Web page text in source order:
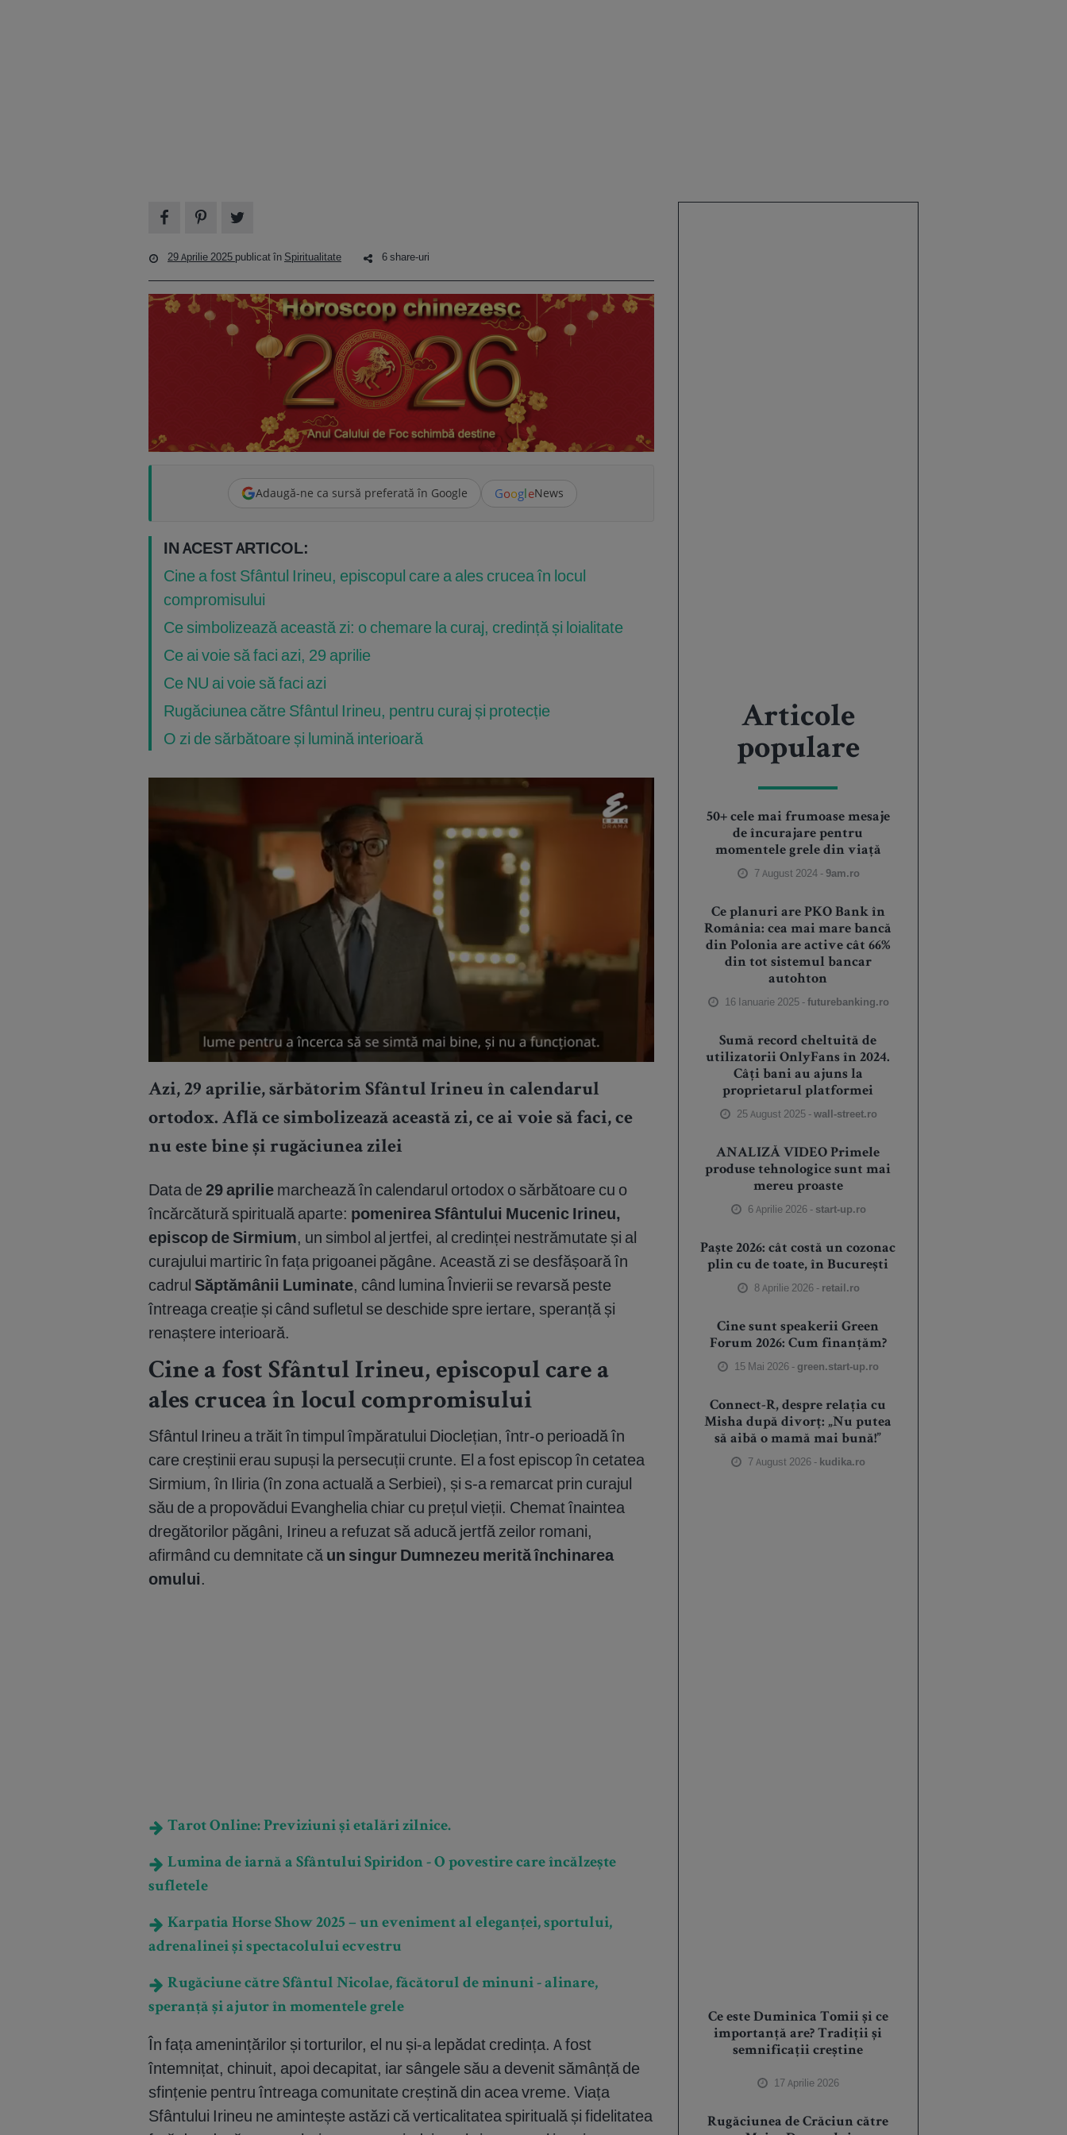
29 Aprilie 2025 publicat în Spiritualitate 6 share-uri
Adaugă-ne ca sursă preferată în Google GoogleNews
IN ACEST ARTICOL:
Cine a fost Sfântul Irineu, episcopul care a ales crucea în locul
compromisului
Ce simbolizează această zi: o chemare la curaj, credință și loialitate
Ce ai voie să faci azi, 29 aprilie
Ce NU ai voie să faci azi
Rugăciunea către Sfântul Irineu, pentru curaj și protecție
O zi de sărbătoare și lumină interioară
Azi, 29 aprilie, sărbătorim Sfântul Irineu în calendarul
ortodox. Află ce simbolizează această zi, ce ai voie să faci, ce
nu este bine și rugăciunea zilei
Data de 29 aprilie marchează în calendarul ortodox o sărbătoare cu o
încărcătură spirituală aparte: pomenirea Sfântului Mucenic Irineu,
episcop de Sirmium, un simbol al jertfei, al credinței nestrămutate și al
curajului martiric în fața prigoanei păgâne. Această zi se desfășoară în
cadrul Săptămânii Luminate, când lumina Învierii se revarsă peste
întreaga creație și când sufletul se deschide spre iertare, speranță și
renaștere interioară.
Cine a fost Sfântul Irineu, episcopul care a
ales crucea în locul compromisului
Sfântul Irineu a trăit în timpul împăratului Dioclețian, într-o perioadă în
care creștinii erau supuși la persecuții crunte. El a fost episcop în cetatea
Sirmium, în Iliria (în zona actuală a Serbiei), și s-a remarcat prin curajul
său de a propovădui Evanghelia chiar cu prețul vieții. Chemat înaintea
dregătorilor păgâni, Irineu a refuzat să aducă jertfă zeilor romani,
afirmând cu demnitate că un singur Dumnezeu merită închinarea
omului.
Tarot Online: Previziuni și etalări zilnice.
Lumina de iarnă a Sfântului Spiridon - O povestire care încălzește
sufletele
Karpatia Horse Show 2025 – un eveniment al eleganței, sportului,
adrenalinei și spectacolului ecvestru
Rugăciune către Sfântul Nicolae, făcătorul de minuni - alinare,
speranță și ajutor în momentele grele
În fața amenințărilor și torturilor, el nu și-a lepădat credința. A fost
întemnițat, chinuit, apoi decapitat, iar sângele său a devenit sămânță de
sfințenie pentru întreaga comunitate creștină din acea vreme. Viața
Sfântului Irineu ne amintește astăzi că verticalitatea spirituală și fidelitatea
Articole
populare
50+ cele mai frumoase mesaje
de încurajare pentru
momentele grele din viață
7 August 2024 -9am.ro
Ce planuri are PKO Bank în
România: cea mai mare bancă
din Polonia are active cât 66%
din tot sistemul bancar
autohton
16 Ianuarie 2025 -futurebanking.ro
Sumă record cheltuită de
utilizatorii OnlyFans în 2024.
Câți bani au ajuns la
proprietarul platformei
25 August 2025 -wall-street.ro
ANALIZĂ VIDEO Primele
produse tehnologice sunt mai
mereu proaste
6 Aprilie 2026 - start-up.ro
Paște 2026: cât costă un cozonac
plin cu de toate, în București
8 Aprilie 2026 - retail.ro
Cine sunt speakerii Green
Forum 2026: Cum finanțăm?
15 Mai 2026 - green.start-up.ro
Connect-R, despre relația cu
Misha după divorț: „Nu putea
să aibă o mamă mai bună!”
7 August 2026 - kudika.ro
Ce este Duminica Tomii și ce
importanță are? Tradiții și
semnificații creștine
17 Aprilie 2026
Rugăciunea de Crăciun către